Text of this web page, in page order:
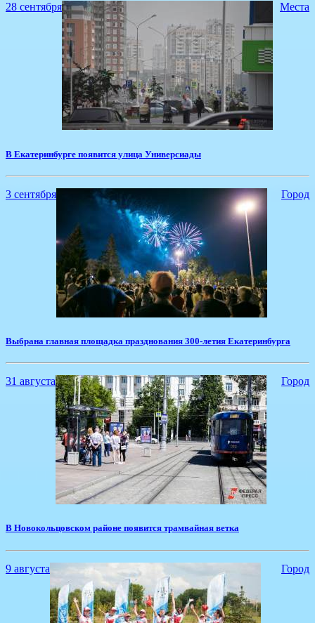
28 сентября Места
​В Екатеринбурге появится улица Универсиады
3 сентября Город
​Выбрана главная площадка празднования 300-летия Екатеринбурга
31 августа Город
​В Новокольцовском районе появится трамвайная ветка
9 августа Город